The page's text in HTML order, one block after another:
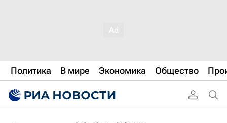
Политика В мире Экономика Общество